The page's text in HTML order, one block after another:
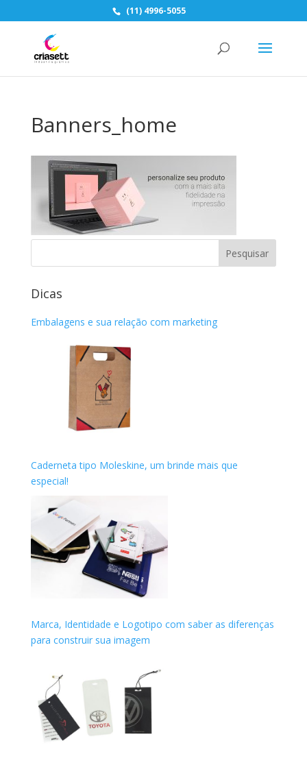
(11) 4996-5055
Banners_home
Dicas
Embalagens e sua relação com marketing
Caderneta tipo Moleskine, um brinde mais que
especial!
Marca, Identidade e Logotipo com saber as diferenças
para construir sua imagem